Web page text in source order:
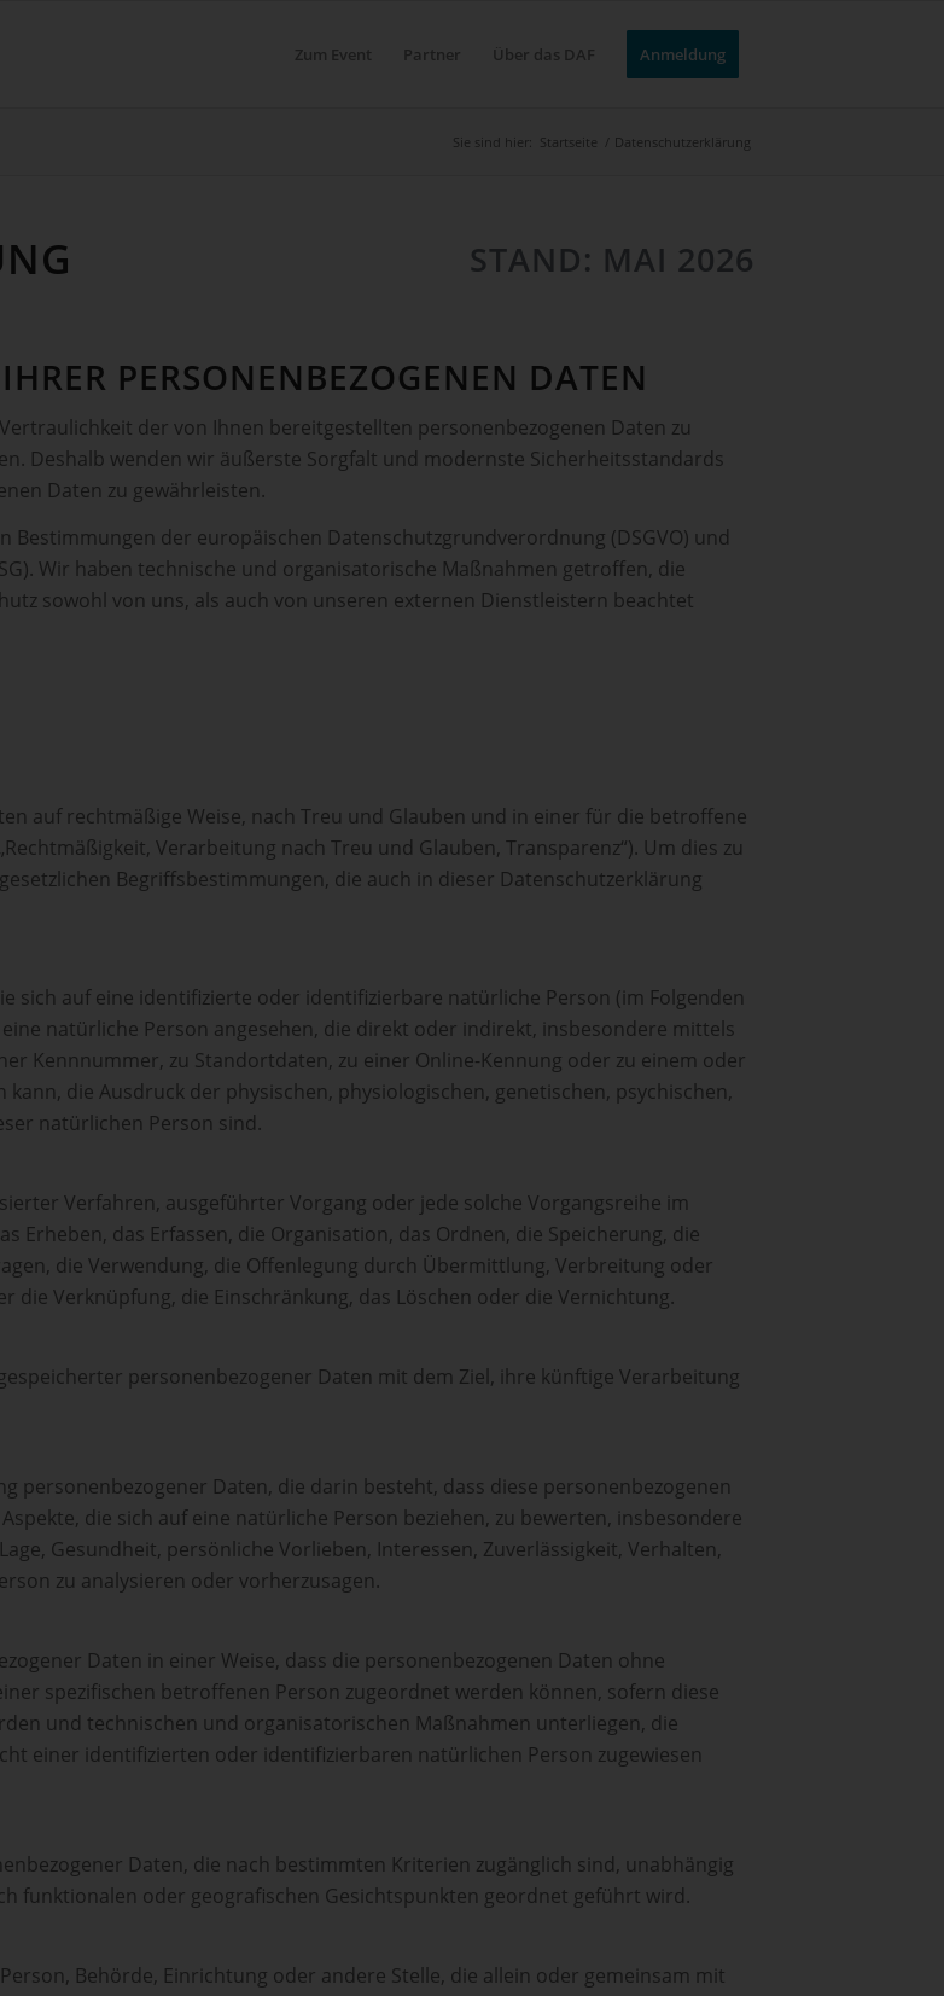
Zum Event Partner Über das DAF Anmeldung
Sie sind hier: Startseite / Datenschutzerklärung
STAND: MAI 2026
PERSONENBEZOGENEN DATEN
der von Ihnen bereitgestellten personenbezogenen Daten zu
Deshalb wenden wir äußerste Sorgfalt und modernste Sicherheitsstandards
Daten zu gewährleisten.
der europäischen Datenschutzgrundverordnung (DSGVO) und
Wir haben technische und organisatorische Maßnahmen getroffen, die
sowohl von uns, als auch von unseren externen Dienstleistern beachtet
auf rechtmäßige Weise, nach Treu und Glauben und in einer für die betroffene
Verarbeitung nach Treu und Glauben, Transparenz“). Um dies zu
Begriffsbestimmungen, die auch in dieser Datenschutzerklärung
sich auf eine identifizierte oder identifizierbare natürliche Person (im Folgenden
natürliche Person angesehen, die direkt oder indirekt, insbesondere mittels
Kennnummer, zu Standortdaten, zu einer Online-Kennung oder zu einem oder
die Ausdruck der physischen, physiologischen, genetischen, psychischen,
natürlichen Person sind.
Verfahren, ausgeführter Vorgang oder jede solche Vorgangsreihe im
Erheben, das Erfassen, die Organisation, das Ordnen, die Speicherung, die
die Verwendung, die Offenlegung durch Übermittlung, Verbreitung oder
die Verknüpfung, die Einschränkung, das Löschen oder die Vernichtung.
personenbezogener Daten mit dem Ziel, ihre künftige Verarbeitung
personenbezogener Daten, die darin besteht, dass diese personenbezogenen
die sich auf eine natürliche Person beziehen, zu bewerten, insbesondere
Gesundheit, persönliche Vorlieben, Interessen, Zuverlässigkeit, Verhalten,
zu analysieren oder vorherzusagen.
Daten in einer Weise, dass die personenbezogenen Daten ohne
spezifischen betroffenen Person zugeordnet werden können, sofern diese
und technischen und organisatorischen Maßnahmen unterliegen, die
einer identifizierten oder identifizierbaren natürlichen Person zugewiesen
Daten, die nach bestimmten Kriterien zugänglich sind, unabhängig
funktionalen oder geografischen Gesichtspunkten geordnet geführt wird.
Behörde, Einrichtung oder andere Stelle, die allein oder gemeinsam mit